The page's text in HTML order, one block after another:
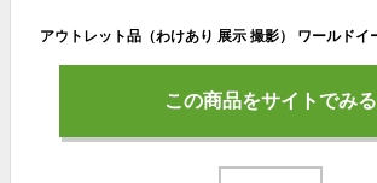
この商品をサイトでみる